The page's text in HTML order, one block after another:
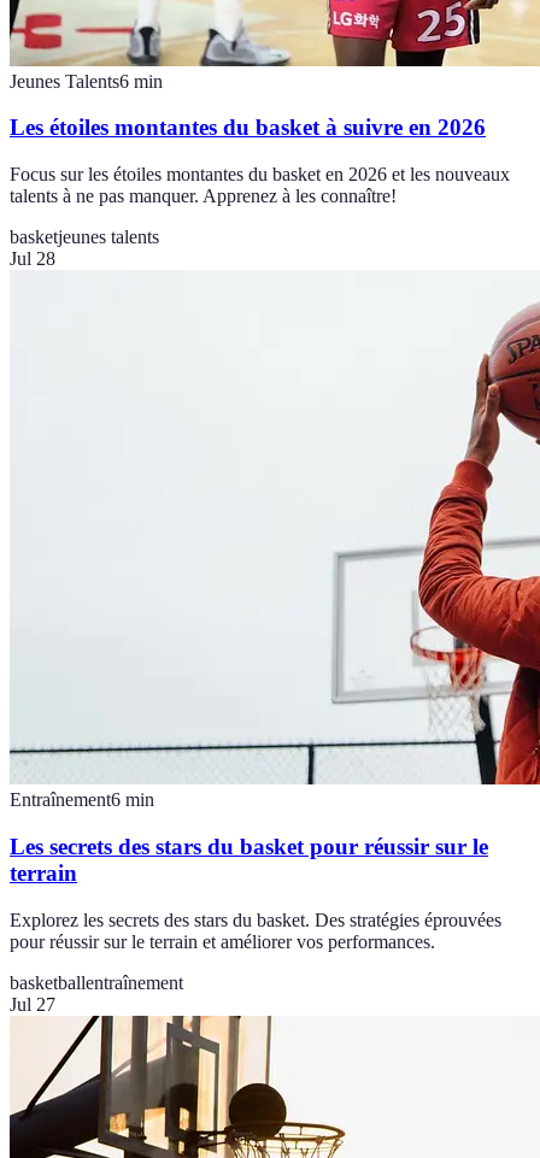
Jeunes Talents6 min
Les étoiles montantes du basket à suivre en 2026
Focus sur les étoiles montantes du basket en 2026 et les nouveaux
talents à ne pas manquer. Apprenez à les connaître!
basketjeunes talents
Jul 28
Entraînement6 min
Les secrets des stars du basket pour réussir sur le
terrain
Explorez les secrets des stars du basket. Des stratégies éprouvées
pour réussir sur le terrain et améliorer vos performances.
basketballentraînement
Jul 27